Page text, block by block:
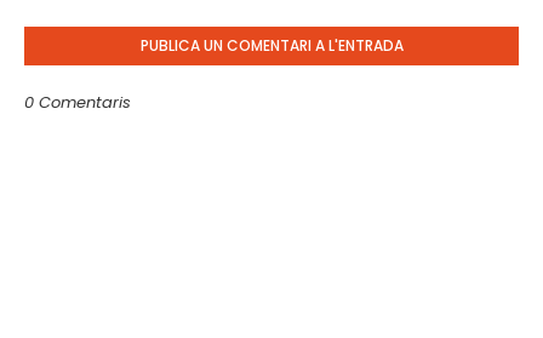
PUBLICA UN COMENTARI A L'ENTRADA
0 Comentaris